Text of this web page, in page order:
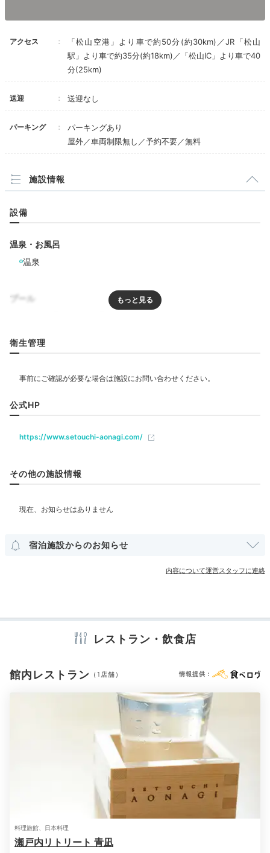
「THE AONAGI スイート」は想像以上のオシャレさ。
刻々と変わる景色をゆっくり眺めるのは、最高に贅沢で
した。夫はテラスでコーヒーを飲んだりしていました。
+7
Freetime
特別な時間を楽しむ
インフィニティプール①
夏季限定の「インフィニティプール」は、海に向かって
しめます。有料の「プライベートプール」は通年利用可
能。ジャグジーやサウナも備え、大切な人と贅沢な時間
を過ごせますよ。
ビスに感動。「プライベートプール」もムーディで
Dinner
和懐石を堪能
夕食／懐石料理一例①
アクセス
「松山空港」より車で約50分(約30km)／JR「松山
駅」より車で約35分(約18km)／「松山IC」より車で40
分(25km)
送迎 送迎なし
パーキング
パーキングあり
屋外／車両制限無し／予約不要／無料
施設情報
設備
温泉・お風呂
温泉
プール
リラクゼーション
飲食
ベビーベッド
部屋情報
アメニティ
冷蔵庫 ミニバー スリッパ セーフティボックス
シャンプー
バスタオル
ドライヤー
お茶セット 電気ポット
※設備・アメニティは、確認が取れている情報を表示しています。
衛生管理
公式HP
https://www.setouchi-aonagi.com/
その他の施設情報
宿泊施設からのお知らせ
内容について運営スタッフに連絡
レストラン・飲食店
館内レストラン （1店舗） 情報提供：
料理旅館、日本料理
瀬戸内リトリート 青凪